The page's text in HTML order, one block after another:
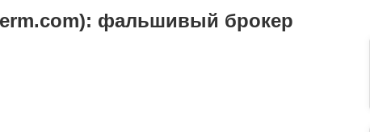
фальшивый брокер